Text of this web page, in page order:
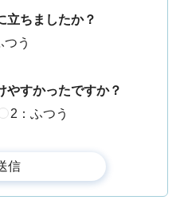
立ちましたか？
つう
やすかったですか？
2：ふつう